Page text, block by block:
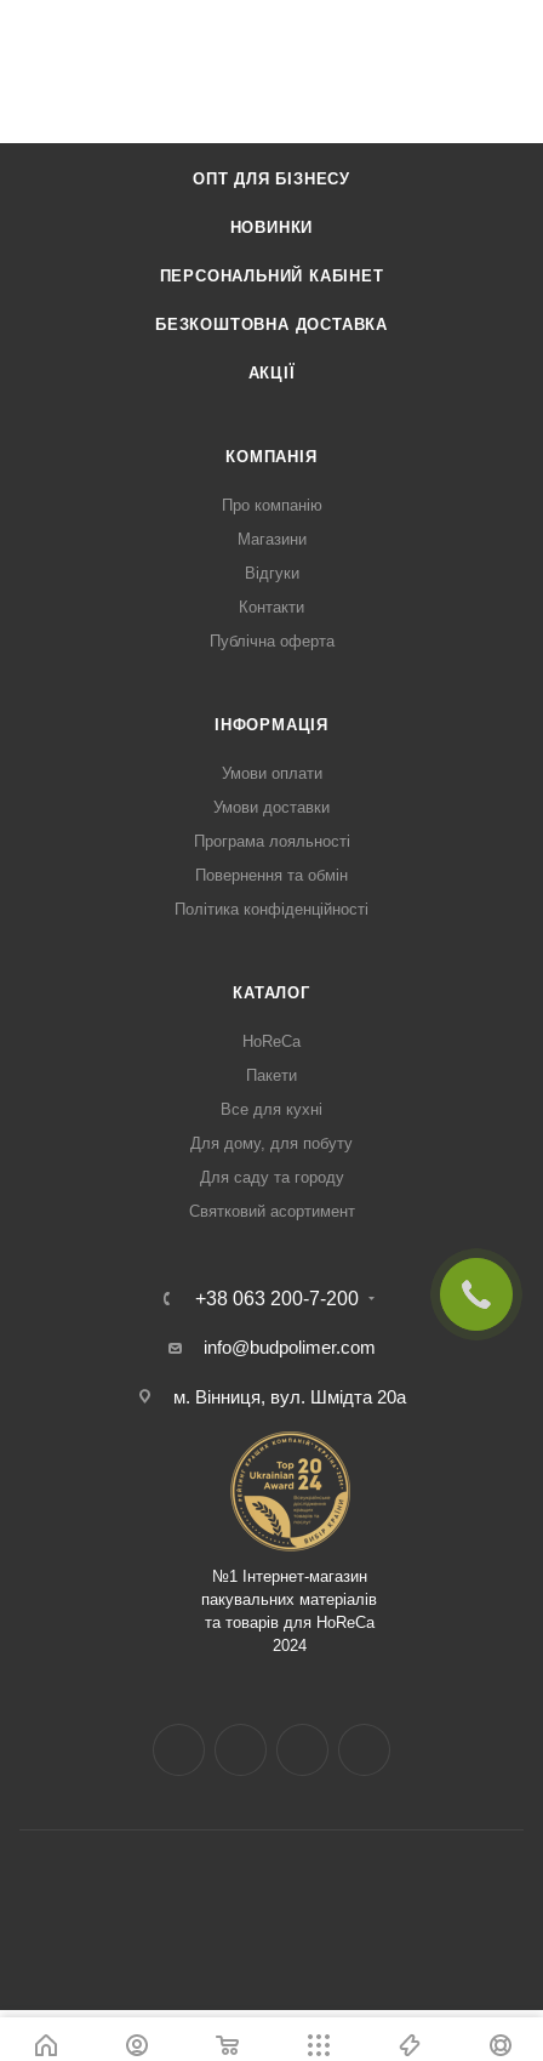
ОПТ ДЛЯ БІЗНЕСУ
НОВИНКИ
ПЕРСОНАЛЬНИЙ КАБІНЕТ
БЕЗКОШТОВНА ДОСТАВКА
АКЦІЇ
КОМПАНІЯ
Про компанію
Магазини
Відгуки
Контакти
Публічна оферта
ІНФОРМАЦІЯ
Умови оплати
Умови доставки
Програма лояльності
Повернення та обмін
Політика конфіденційності
КАТАЛОГ
HoReCa
Пакети
Все для кухні
Для дому, для побуту
Для саду та городу
Святковий асортимент
+38 063 200-7-200
info@budpolimer.com
м. Вінниця, вул. Шмідта 20а
№1 Інтернет-магазин
пакувальних матеріалів
та товарів для HoReCa
2024